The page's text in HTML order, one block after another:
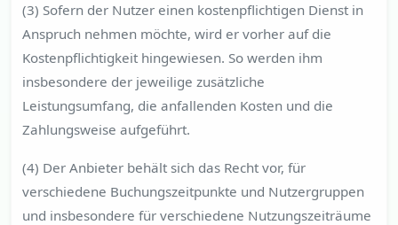
(3) Sofern der Nutzer einen kostenpflichtigen Dienst in
Anspruch nehmen möchte, wird er vorher auf die
Kostenpflichtigkeit hingewiesen. So werden ihm
insbesondere der jeweilige zusätzliche
Leistungsumfang, die anfallenden Kosten und die
Zahlungsweise aufgeführt.
(4) Der Anbieter behält sich das Recht vor, für
verschiedene Buchungszeitpunkte und Nutzergruppen
und insbesondere für verschiedene Nutzungszeiträume